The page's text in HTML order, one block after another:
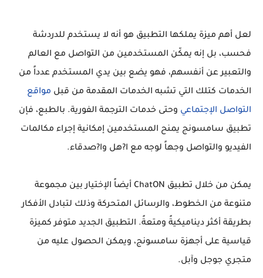
لعل أهم ميزة يملكها التطبيق هو أنه لا يستخدم للدردشة
فحسب، بل إنه يمكّن المستخدمين من التواصل مع العالم
والتعبير عن أنفسهم، فهو يضع بين يدي المستخدم عدداً من
الخدمات كتلك التي تشبه الخدمات المقدمة من قبل مواقع
التواصل الإجتماعي وحتى خدمات الترجمة الفورية. بالطبع، فإن
تطبيق سامسونج يمنح المستخدمين إمكانية إجراء مكالمات
الفيديو والتواصل وجهاً لوجه مع ا?هل وا?صدقاء.
يمكن من خلال تطبيق ChatON أيضاً الإختيار بين مجموعة
متنوعة من الخطوط، والرسائل المتحركة وذلك لتبادل الأفكار
بطريقة أكثر ديناميكيةً ومتعةً. التطبيق الجديد متوفر كميزة
قياسية على أجهزة سامسونج، ويمكن الحصول عليه من
متجري جوجل وآبل.